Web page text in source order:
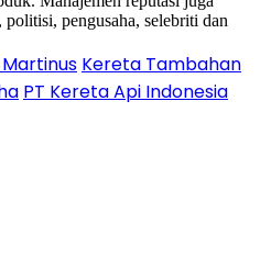
pengusaha, selebriti dan
Kereta Tambahan
PT Kereta Api Indonesia